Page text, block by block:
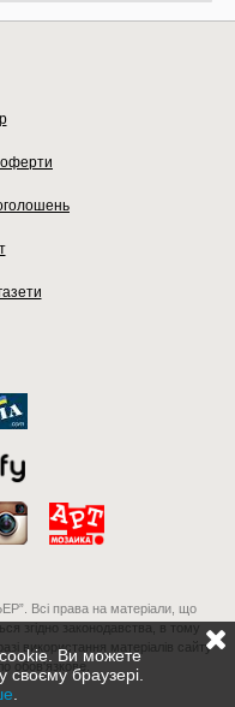
оферти
Всі права на матеріали, що
згідно законодавства, в тому
використання матеріалів сайту
обов'язкове.
Ви можете
браузері.